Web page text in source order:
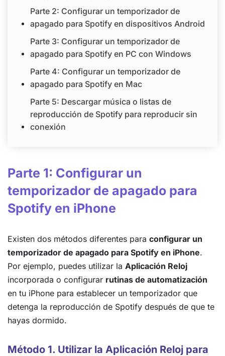
Parte 2: Configurar un temporizador de
apagado para Spotify en dispositivos Android
Parte 3: Configurar un temporizador de
apagado para Spotify en PC con Windows
Parte 4: Configurar un temporizador de
apagado para Spotify en Mac
Parte 5: Descargar música o listas de
reproducción de Spotify para reproducir sin
conexión
Parte 1: Configurar un
temporizador de apagado para
Spotify en iPhone
Existen dos métodos diferentes para configurar un
temporizador de apagado para Spotify en iPhone.
Por ejemplo, puedes utilizar la Aplicación Reloj
incorporada o configurar rutinas de automatización
en tu iPhone para establecer un temporizador que
detenga la reproducción de Spotify después de que te
hayas dormido.
Método 1. Utilizar la Aplicación Reloj para